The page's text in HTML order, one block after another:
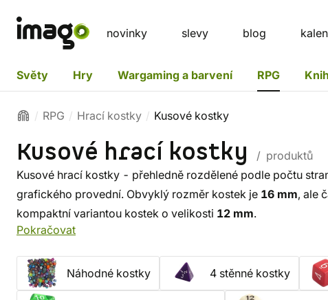
novinky slevy blog
Světy Hry Wargaming a barvení RPG
RPG Hrací kostky Kusové kostky
Kusové hrací kostky
/ produktů
Kusové hrací kostky - přehledně rozdělené podle počtu
grafického provední. Obvyklý rozměr kostek je 16 mm, ale
kompaktní variantou kostek o velikosti 12 mm.
Pokračovat
Náhodné kostky 4 stěnné kostky